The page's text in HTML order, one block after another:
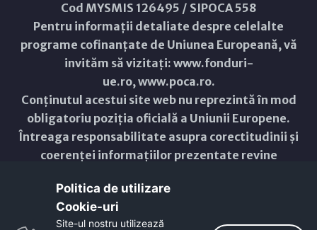
Cod MYSMIS 126495 / SIPOCA 558
Pentru informații detaliate despre celelalte
programe cofinanțate de Uniunea Europeană, vă
invităm să vizitați: www.fonduri-
ue.ro,www.poca.ro.
Conținutul acestui site web nu reprezintă în mod
obligatoriu poziția oficială a Uniunii Europene.
Întreaga responsabilitate asupra corectitudinii și
coerenței informațiilor prezentate revine
Copyright © 2021 - 2026 -
Politica de utilizare
Cookie-uri‎
Site-ul nostru utilizează